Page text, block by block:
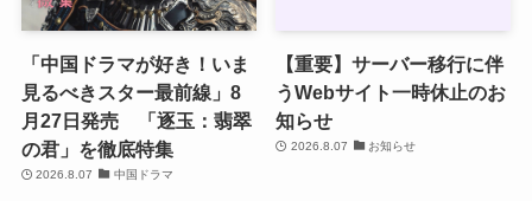
「中国ドラマが好き！いま
見るべきスター最前線」8
月27日発売 「逐玉：翡翠
の君」を徹底特集
2026.8.07 中国ドラマ
【重要】サーバー移行に伴
うWebサイト一時休止のお
知らせ
2026.8.07 お知らせ